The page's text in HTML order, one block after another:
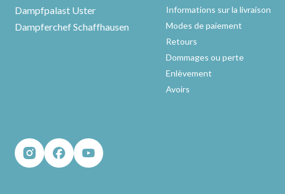
Dampfpalast Uster
Dampferchef Schaffhausen
Informations sur la livraison
Modes de paiement
Retours
Dommages ou perte
Enlèvement
Avoirs